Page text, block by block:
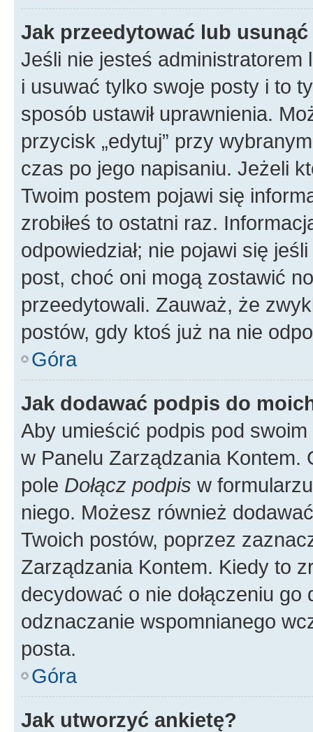
Jak przeedytować lub
Jeśli nie jesteś
i usuwać tylko swoje posty i to
sposób ustawił uprawnienia.
przycisk „edytuj” przy
czas po jego napisaniu. Jeżeli
Twoim postem pojawi się
zrobiłeś to ostatni raz.
odpowiedział; nie pojawi się
post, choć oni mogą zostawić
przeedytowali. Zauważ, że
postów, gdy ktoś już na nie
Góra
Jak dodawać podpis do
Aby umieścić podpis pod
w Panelu Zarządzania
pole Dołącz podpis w
niego. Możesz również
Twoich postów, poprzez
Zarządzania Kontem. Kiedy to
decydować o nie dołączeniu
odznaczanie wspomnianego
posta.
Góra
Jak utworzyć ankietę?